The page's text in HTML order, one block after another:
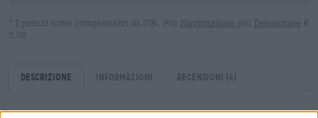
* I prezzi sono comprensivi di IVA. Più Navigazione più Depositare €
0,08
Descrizione Informazioni Recensioni (4)